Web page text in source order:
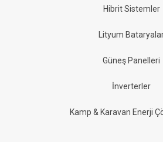
Hibrit Sistemler
Lityum
Güneş Panelleri
İnverterler
Kamp & Karavan Enerji